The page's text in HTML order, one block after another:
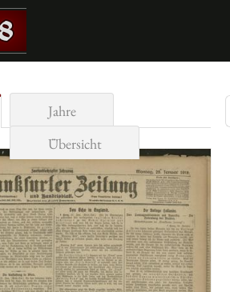
Jahre
Übersicht